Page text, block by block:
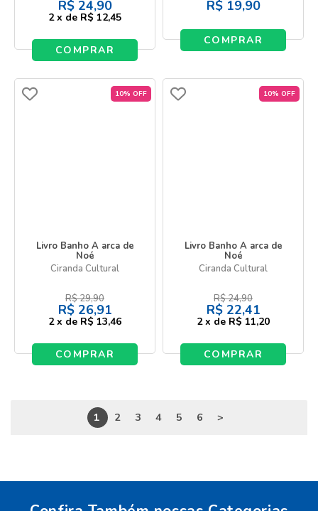
R$ 24,90
2 x de R$ 12,45
COMPRAR
R$ 19,90
COMPRAR
10% OFF
Livro Banho A arca de
Noé
Ciranda Cultural
R$29,90
R$ 26,91
2 x de R$ 13,46
COMPRAR
10% OFF
Livro Banho A arca de
Noé
Ciranda Cultural
R$24,90
R$ 22,41
2 x de R$ 11,20
COMPRAR
1 2 3 4 5 6 >